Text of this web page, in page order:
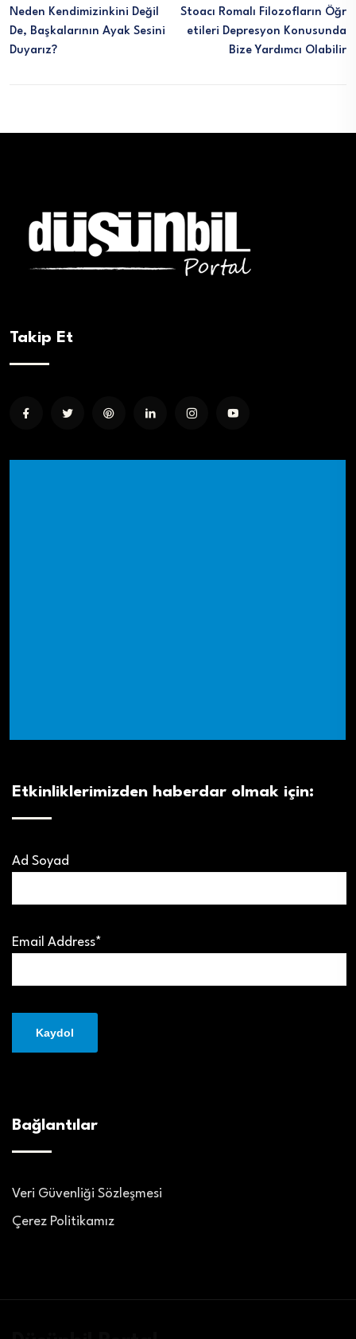
Neden Kendimizinkini Değil
De, Başkalarının Ayak Sesini
Duyarız?
Stoacı Romalı Filozofların Öğr
Etileri Depresyon Konusunda
Bize Yardımcı Olabilir
Takip Et
Etkinliklerimizden haberdar olmak için:
Ad Soyad
Email Address*
Bağlantılar
Veri Güvenliği Sözleşmesi
Çerez Politikamız